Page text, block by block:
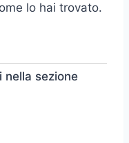
lo hai trovato.
sezione